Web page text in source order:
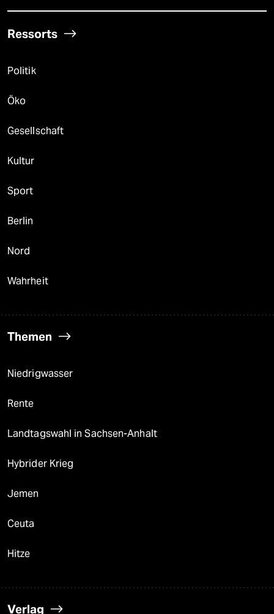
Ressorts
Politik
Öko
Gesellschaft
Kultur
Sport
Berlin
Nord
Wahrheit
Themen
Niedrigwasser
Rente
Landtagswahl in Sachsen-Anhalt
Hybrider Krieg
Jemen
Ceuta
Hitze
Verlag